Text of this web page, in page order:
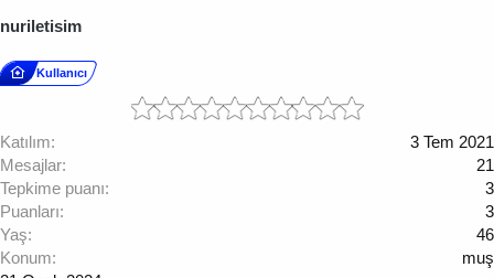
nuriletisim
Kullanıcı
Katılım
3 Tem 2021
Mesajlar
21
Tepkime puanı
3
Puanları
3
Yaş
46
Konum
muş